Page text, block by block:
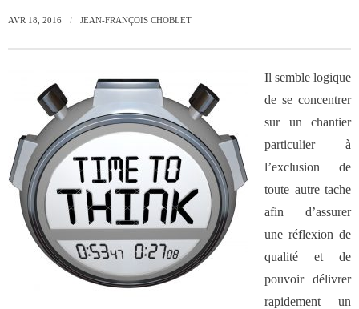
- Conseil en stratégie commerciale
- Conseil en développement des outils
de vente
- Ingénierie des ressources humaines
des réseaux de vente
Formation
- Formations aux techniques de vente
AVR 18, 2016 JEAN-FRANÇOIS CHOBLET
Il semble logique
de se concentrer
sur un chantier
particulier à
l’exclusion de
toute autre tache
afin d’assurer
une réflexion de
qualité et de
pouvoir délivrer
rapidement un